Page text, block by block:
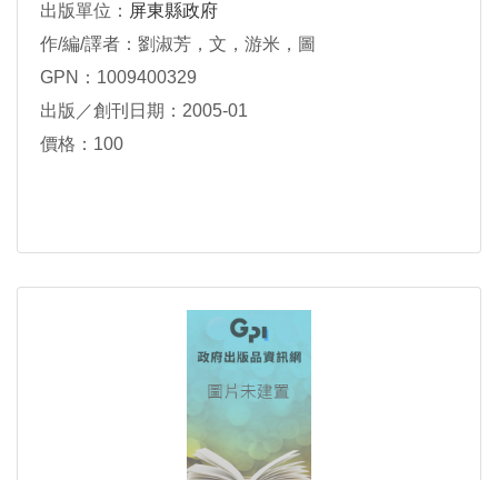
出版單位： 屏東縣政府
作/編/譯者：劉淑芳，文，游米，圖
GPN：1009400329
出版／創刊日期：2005-01
價格：100